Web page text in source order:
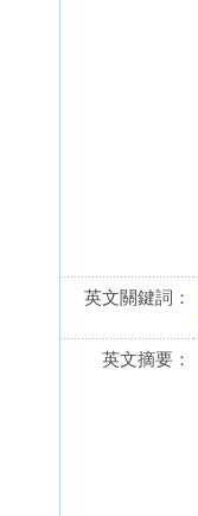
英文關鍵詞：
英文摘要：